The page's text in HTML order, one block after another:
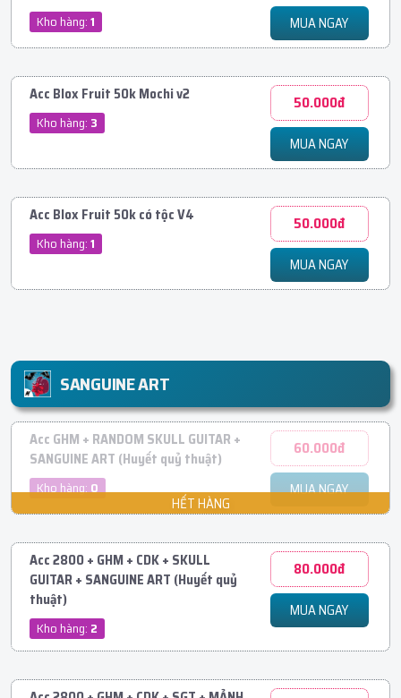
Kho hàng:1 MUA NGAY
Acc Blox Fruit 50k Mochi v2
Kho hàng: 3
50.000đ
MUA NGAY
Acc Blox Fruit 50k có tộc V4
Kho hàng:1
50.000đ
MUA NGAY
SANGUINE ART
Acc GHM + RANDOM SKULL GUITAR +
SANGUINE ART (Huyết quỷ thuật)
Kho hàng:0
60.000đ
MUA NGAY
Acc 2800 + GHM + CDK + SKULL
GUITAR + SANGUINE ART (Huyết quỷ
thuật)
Kho hàng: 2
80.000đ
MUA NGAY